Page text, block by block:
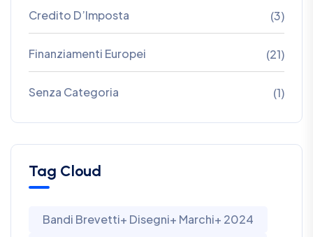
Credito D’Imposta (3)
Finanziamenti Europei (21)
Senza Categoria (1)
Tag Cloud
Bandi Brevetti+ Disegni+ Marchi+ 2024